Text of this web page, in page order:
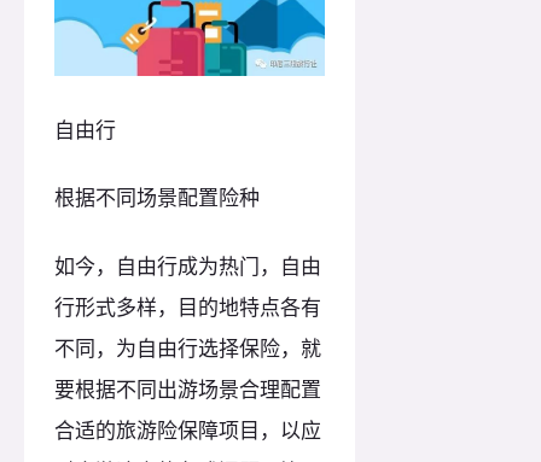
自由行
根据不同场景配置险种
如今，自由行成为热门，自由
行形式多样，目的地特点各有
不同，为自由行选择保险，就
要根据不同出游场景合理配置
合适的旅游险保障项目，以应